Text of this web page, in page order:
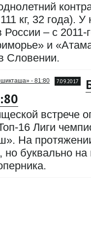
кг, 32 года).
– с 2011-
и
Словении.
7.09.2017
встрече
16 Лиги
На
но буквально